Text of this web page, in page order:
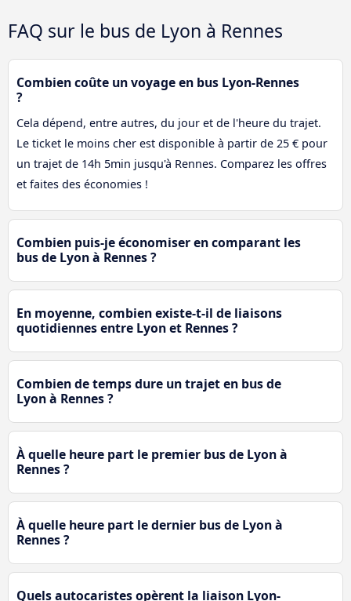
FAQ sur le bus de Lyon à Rennes
Combien coûte un voyage en bus Lyon-Rennes
?
Cela dépend, entre autres, du jour et de l'heure du trajet.
Le ticket le moins cher est disponible à partir de 25 € pour
un trajet de 14h 5min jusqu'à Rennes. Comparez les offres
et faites des économies !
Combien puis-je économiser en comparant les
bus de Lyon à Rennes ?
En moyenne, combien existe-t-il de liaisons
quotidiennes entre Lyon et Rennes ?
Combien de temps dure un trajet en bus de
Lyon à Rennes ?
À quelle heure part le premier bus de Lyon à
Rennes ?
À quelle heure part le dernier bus de Lyon à
Rennes ?
Quels autocaristes opèrent la liaison Lyon-